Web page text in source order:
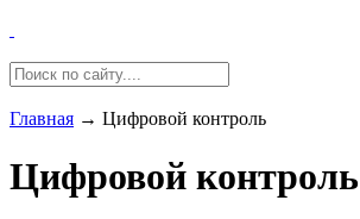
Главная → Цифровой контроль
Цифровой контроль